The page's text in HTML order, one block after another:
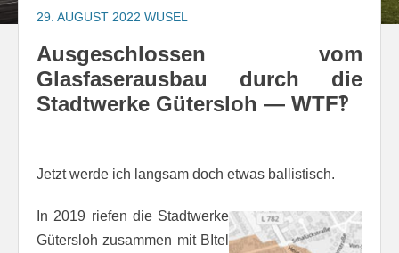
29. AUGUST 2022 WUSEL
Ausgeschlossen vom
Glasfaserausbau durch die
Stadtwerke Gütersloh — WTF‽
Jetzt werde ich langsam doch etwas ballistisch.
In 2019 riefen die Stadtwerke
Gütersloh zusammen mit BItel